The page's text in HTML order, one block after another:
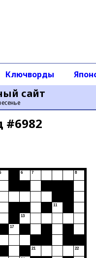
сайт
Ключворды
#6982
17
6
13
7
21
11
8
22